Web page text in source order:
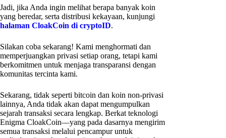
Jadi, jika Anda ingin melihat berapa banyak koin
yang beredar, serta distribusi kekayaan, kunjungi
halaman CloakCoin di cryptoID.
Silakan coba sekarang! Kami menghormati dan
memperjuangkan privasi setiap orang, tetapi kami
berkomitmen untuk menjaga transparansi dengan
komunitas tercinta kami.
Sekarang, tidak seperti bitcoin dan koin non-privasi
lainnya, Anda tidak akan dapat mengumpulkan
sejarah transaksi secara lengkap. Berkat teknologi
Enigma CloakCoin—yang pada dasarnya mengirim
semua transaksi melalui pencampur untuk